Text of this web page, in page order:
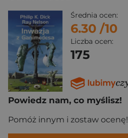
Średnia ocen:
6.30 /10
Liczba ocen:
175
Powiedz nam, co myślisz!
Pomóż innym i zostaw ocenę!